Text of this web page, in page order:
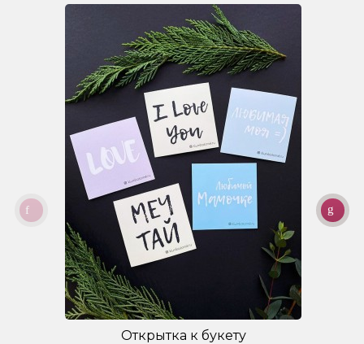
Открытка к букету